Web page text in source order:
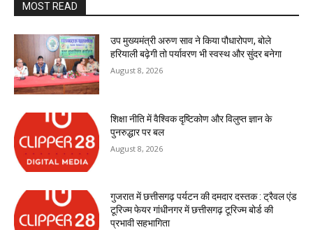
MOST READ
उप मुख्यमंत्री अरुण साव ने किया पौधारोपण, बोले
हरियाली बढ़ेगी तो पर्यावरण भी स्वस्थ और सुंदर बनेगा
August 8, 2026
शिक्षा नीति में वैश्विक दृष्टिकोण और विलुप्त ज्ञान के
पुनरुद्धार पर बल
August 8, 2026
गुजरात में छत्तीसगढ़ पर्यटन की दमदार दस्तक : ट्रैवल एंड
टूरिज्म फेयर गांधीनगर में छत्तीसगढ़ टूरिज्म बोर्ड की
प्रभावी सहभागिता